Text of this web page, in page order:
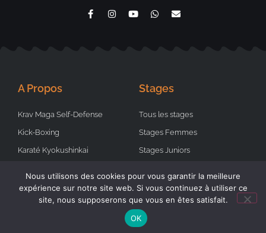
A Propos
Krav Maga Self-Defense
Kick-Boxing
Karaté Kyokushinkai
Demander un cours particulier
Stages
Tous les stages
Stages Femmes
Stages Juniors
Demander un stage
Nous utilisons des cookies pour vous garantir la meilleure
expérience sur notre site web. Si vous continuez à utiliser ce
site, nous supposerons que vous en êtes satisfait.
OK